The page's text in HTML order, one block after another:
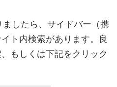
したら、サイドバー（携
ト内検索があります。 良
もしくは下記をクリック